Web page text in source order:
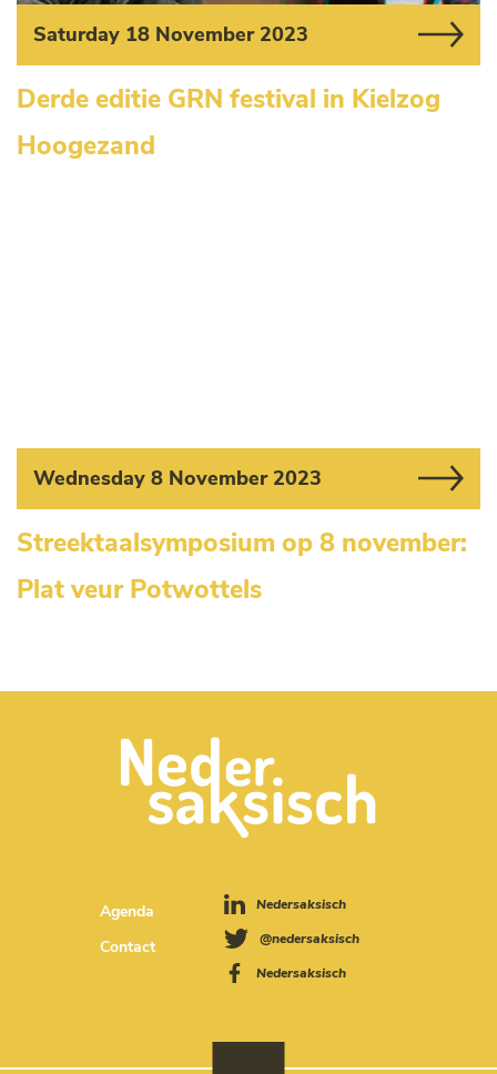
Saturday 18 November 2023
Derde editie GRN festival in Kielzog
Hoogezand
Wednesday 8 November 2023
Streektaalsymposium op 8 november:
Plat veur Potwottels
Agenda
Contact
Nedersaksisch
@nedersaksisch
Nedersaksisch